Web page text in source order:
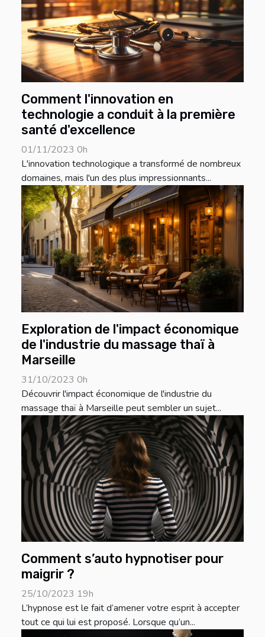
Comment l'innovation en
technologie a conduit à la première
santé d'excellence
01/11/2023 0h
L'innovation technologique a transformé de nombreux
domaines, mais l'un des plus impressionnants...
Exploration de l'impact économique
de l'industrie du massage thaï à
Marseille
31/10/2023 0h
Découvrir l'impact économique de l'industrie du
massage thaï à Marseille peut sembler un sujet...
Comment s’auto hypnotiser pour
maigrir ?
25/10/2023 19h
L’hypnose est le fait d’amener votre esprit à accepter
tout ce qui lui est proposé. Lorsque qu’un...